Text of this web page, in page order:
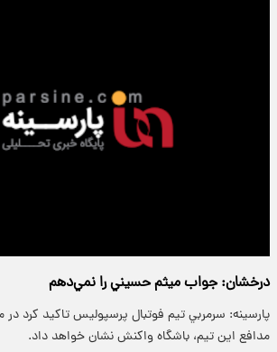
درخشان: جواب ميثم حسيني را نمي‌دهم
پارسینه: سرمربي تيم فوتبال پرسپوليس تاکيد کرد
مدافع اين تيم، باشگاه واکنش نشان خواهد داد.